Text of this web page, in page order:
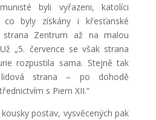
byli vyřazeni, katolíci
co byly získány i křesťanské
strana Zentrum až na malou
„5. července se však strana
rozpustila sama. Stejně tak
lidová strana – po dohodě
s Piem XII.“
postav, vysvěcených pak